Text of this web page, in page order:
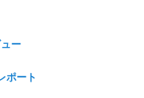
ー
ポート